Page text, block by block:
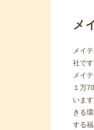
メ
メイ
社です
メイ
１万
いま
きる
する